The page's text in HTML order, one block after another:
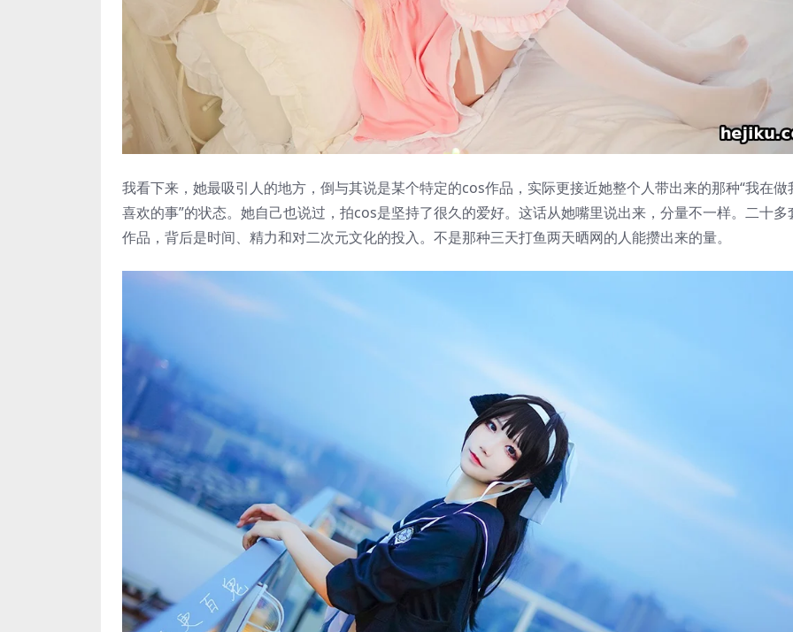
我看下来，她最吸引人的地方，倒与其说是某个特定的cos作品，实际更接近她整个人带出来的那种“我在做
喜欢的事”的状态。她自己也说过，拍cos是坚持了很久的爱好。这话从她嘴里说出来，分量不一样。二十多
作品，背后是时间、精力和对二次元文化的投入。不是那种三天打鱼两天晒网的人能攒出来的量。